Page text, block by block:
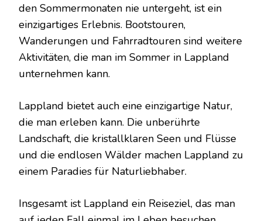
den Sommermonaten nie untergeht, ist ein
einzigartiges Erlebnis. Bootstouren,
Wanderungen und Fahrradtouren sind weitere
Aktivitäten, die man im Sommer in Lappland
unternehmen kann.
Lappland bietet auch eine einzigartige Natur,
die man erleben kann. Die unberührte
Landschaft, die kristallklaren Seen und Flüsse
und die endlosen Wälder machen Lappland zu
einem Paradies für Naturliebhaber.
Insgesamt ist Lappland ein Reiseziel, das man